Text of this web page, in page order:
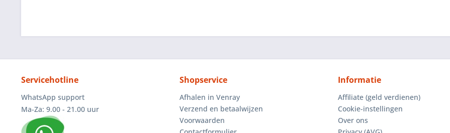
Servicehotline
WhatsApp support
Ma-Za: 9.00 - 21.00 uur
Shopservice
Afhalen in Venray
Verzend en betaalwijzen
Voorwaarden
Informatie
Affiliate (geld verdienen)
Cookie-instellingen
Over ons